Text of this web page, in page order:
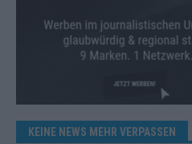
KEINE NEWS MEHR VERPASSEN